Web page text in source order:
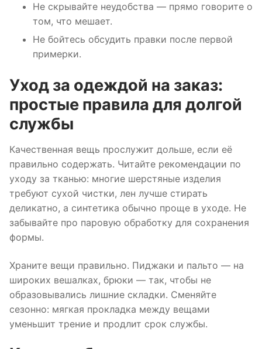
Не скрывайте неудобства — прямо говорите о
том, что мешает.
Не бойтесь обсудить правки после первой
примерки.
Уход за одеждой на заказ:
простые правила для долгой
службы
Качественная вещь прослужит дольше, если её
правильно содержать. Читайте рекомендации по
уходу за тканью: многие шерстяные изделия
требуют сухой чистки, лен лучше стирать
деликатно, а синтетика обычно проще в уходе. Не
забывайте про паровую обработку для сохранения
формы.
Храните вещи правильно. Пиджаки и пальто — на
широких вешалках, брюки — так, чтобы не
образовывались лишние складки. Сменяйте
сезонно: мягкая прокладка между вещами
уменьшит трение и продлит срок службы.